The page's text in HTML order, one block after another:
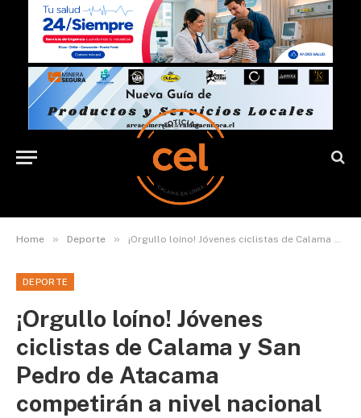
Home » Deporte » ¡Orgullo loíno! Jóvenes ciclistas de Calama y San Pedro de Atacama competirán a nivel nacional
DEPORTE
¡Orgullo loíno! Jóvenes
ciclistas de Calama y San
Pedro de Atacama
competirán a nivel nacional